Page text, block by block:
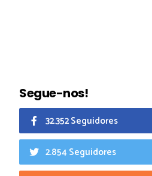
Segue-nos!
32.352 Seguidores
2.854 Seguidores